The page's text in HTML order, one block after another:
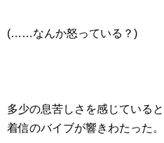
(……なんか怒っている？)
多少の息苦しさを感じていると
着信のバイブが響きわたった。